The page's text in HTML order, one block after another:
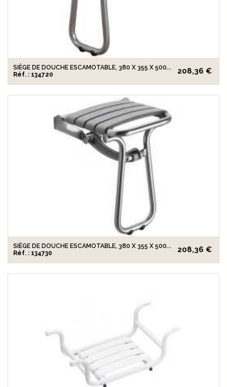
SIÈGE DE DOUCHE ESCAMOTABLE, 380 X 355 X 500...
Réf. : 134720
208,36 €
SIÈGE DE DOUCHE ESCAMOTABLE, 380 X 355 X 500...
Réf. : 134730
208,36 €